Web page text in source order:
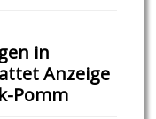
in
Anzeige
Pomm